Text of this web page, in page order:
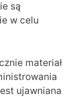
są
w celu
materiał
ujawniana